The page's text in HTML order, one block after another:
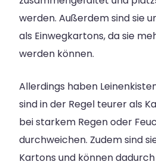
werden. Außerdem sind sie
als Einwegkartons, da sie
werden können.
Allerdings haben
sind in der Regel teurer als
bei starkem Regen oder
durchweichen. Zudem sind
Kartons und können